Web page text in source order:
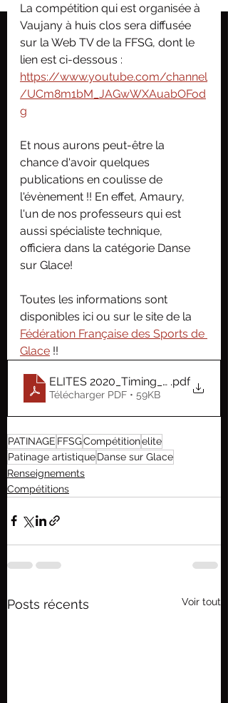
La compétition qui est organisée à
Vaujany à huis clos sera diffusée
sur la Web TV de la FFSG, dont le
lien est ci-dessous :
https://www.youtube.com/channel
/UCm8m1bM_JAGwWXAuabOFod
g
Et nous aurons peut-être la
chance d'avoir quelques
publications en coulisse de
l'évènement !! En effet, Amaury,
l'un de nos professeurs qui est
aussi spécialiste technique,
officiera dans la catégorie Danse
sur Glace!
Toutes les informations sont
disponibles ici ou sur le site de la
Fédération Française des Sports de
Glace !!
ELITES 2020_Timing_2021-02-02
.pdf
Télécharger PDF • 59KB
PATINAGE FFSGCompétitionelite
Patinage artistiqueDanse sur Glace
Renseignements
Compétitions
Posts récents Voir tout